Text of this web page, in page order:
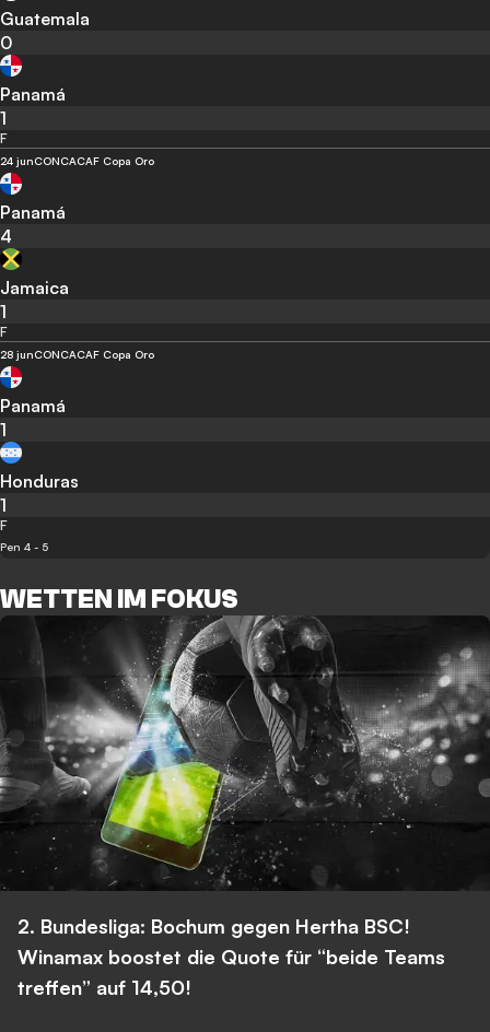
Guatemala
0
Panamá
1
F
24 junCONCACAF Copa Oro
Panamá
4
Jamaica
1
F
28 junCONCACAF Copa Oro
Panamá
1
Honduras
1
F
Pen 4 - 5
WETTEN IM FOKUS
2. Bundesliga: Bochum gegen Hertha BSC!
Winamax boostet die Quote für “beide Teams
treffen” auf 14,50!